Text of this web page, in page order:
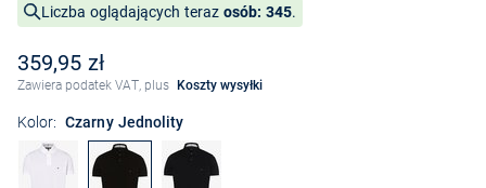
Liczba oglądających teraz osób: 345.
359,95 zł
Zawiera podatek VAT, plus Koszty wysyłki
Kolor: Czarny Jednolity